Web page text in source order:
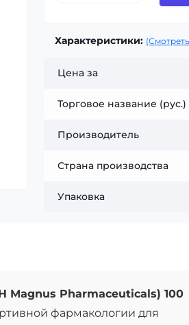
Характеристики:
Цена за
Торговое название (рус.)
Производитель
Страна производства
Упаковка
Magnus Pharmaceuticals) 100
фармакологии для